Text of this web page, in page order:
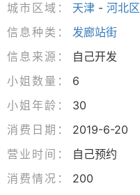
城市区域： 天津 - 河北区
信息种类：
发廊站街
信息来源：
自己开发
小姐数量：
6
小姐年龄：
30
消费日期：
2019-6-20
营业时间：
自己预约
消费情况：
200